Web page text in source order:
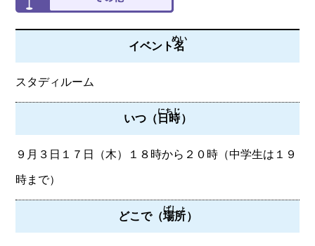
イベント名
めい
スタディルーム
いつ（日時
にちじ
）
９月３日１７日（木）１８時から２０時（中学生は１９
時まで）
どこで（場所
ばしょ
）